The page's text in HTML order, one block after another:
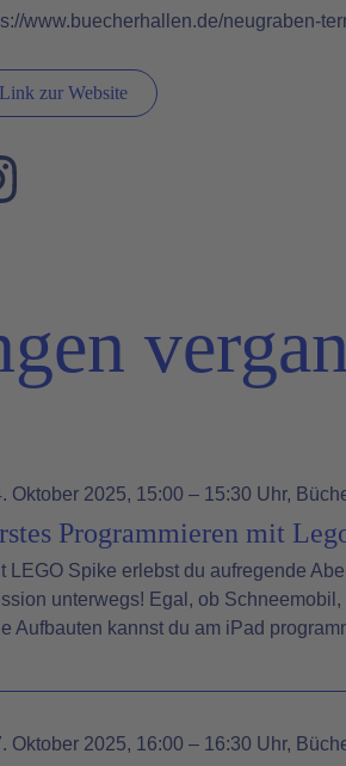
www.buecherhallen.de/neugraben-
Link zur Website
Oktober 2025, 15:00 – 15:30 Uhr,
Programmieren mit
LEGO Spike erlebst du aufregende
unterwegs! Egal, ob
Aufbauten kannst du am iPad
Oktober 2025, 16:00 – 16:30 Uhr,